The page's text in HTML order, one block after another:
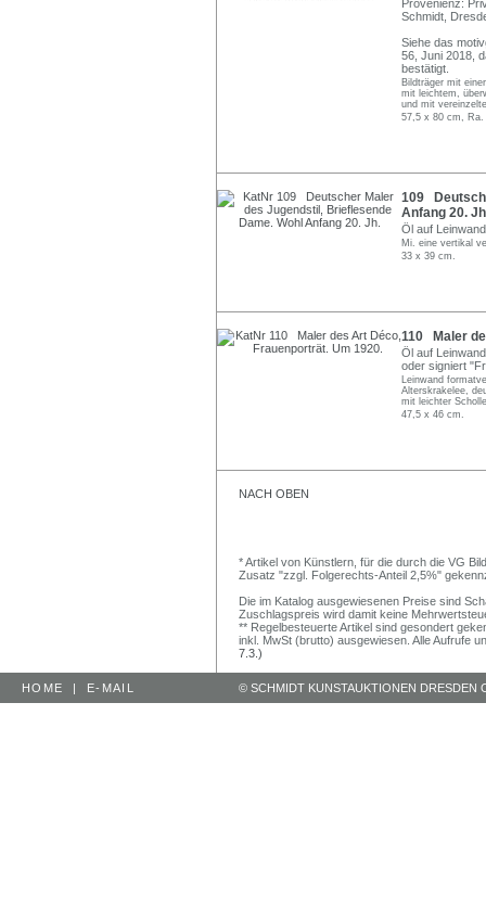
Provenienz:
Schmidt,
Siehe das
56, Juni 2018,
bestätigt.
Bildträger mit
mit leichtem,
und mit
57,5 x 80 cm,
109
Anfang 20.
Öl auf
Mi. eine vertikal
33 x 39 cm.
110 Maler
Öl auf
oder signiert
Leinwand
Alterskrakelee,
mit leichter
47,5 x 46 cm.
NACH OBEN
* Artikel von Künstlern, für die durch die VG
Zusatz "zzgl. Folgerechts-Anteil 2,5%"
Die im Katalog ausgewiesenen Preise sind
Zuschlagspreis wird damit keine
** Regelbesteuerte Artikel sind gesondert
inkl. MwSt (brutto) ausgewiesen. Alle Aufrufe
7.3.)
HOME | E-MAIL © SCHMIDT KUNSTAUKTIONEN DRESDEN